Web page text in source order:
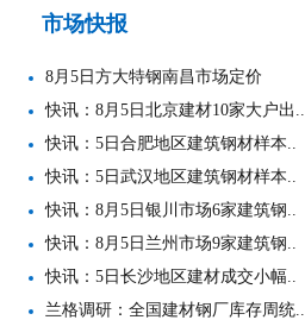
市场快报
8月5日方大特钢南昌市场定价
快讯：8月5日北京建材10家大户出..
快讯：5日合肥地区建筑钢材样本..
快讯：5日武汉地区建筑钢材样本..
快讯：8月5日银川市场6家建筑钢..
快讯：8月5日兰州市场9家建筑钢..
快讯：5日长沙地区建材成交小幅..
兰格调研：全国建材钢厂库存周统..